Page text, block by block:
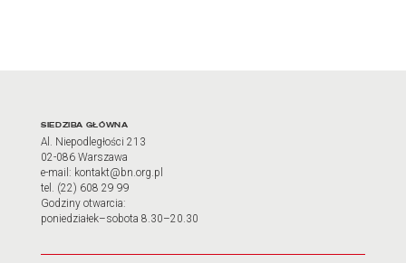
Adres oraz godziny
SIEDZIBA GŁÓWNA
Al. Niepodległości 213
02-086 Warszawa
e-mail: kontakt@bn.org.pl
tel. (22) 608 29 99
Godziny otwarcia:
poniedziałek–sobota 8.30–20.30